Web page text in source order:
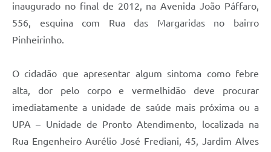
inaugurado no final de 2012, na Avenida João Páffaro,
556, esquina com Rua das Margaridas no bairro
Pinheirinho.
O cidadão que apresentar algum sintoma como febre
alta, dor pelo corpo e vermelhidão deve procurar
imediatamente a unidade de saúde mais próxima ou a
UPA – Unidade de Pronto Atendimento, localizada na
Rua Engenheiro Aurélio José Frediani, 45, Jardim Alves